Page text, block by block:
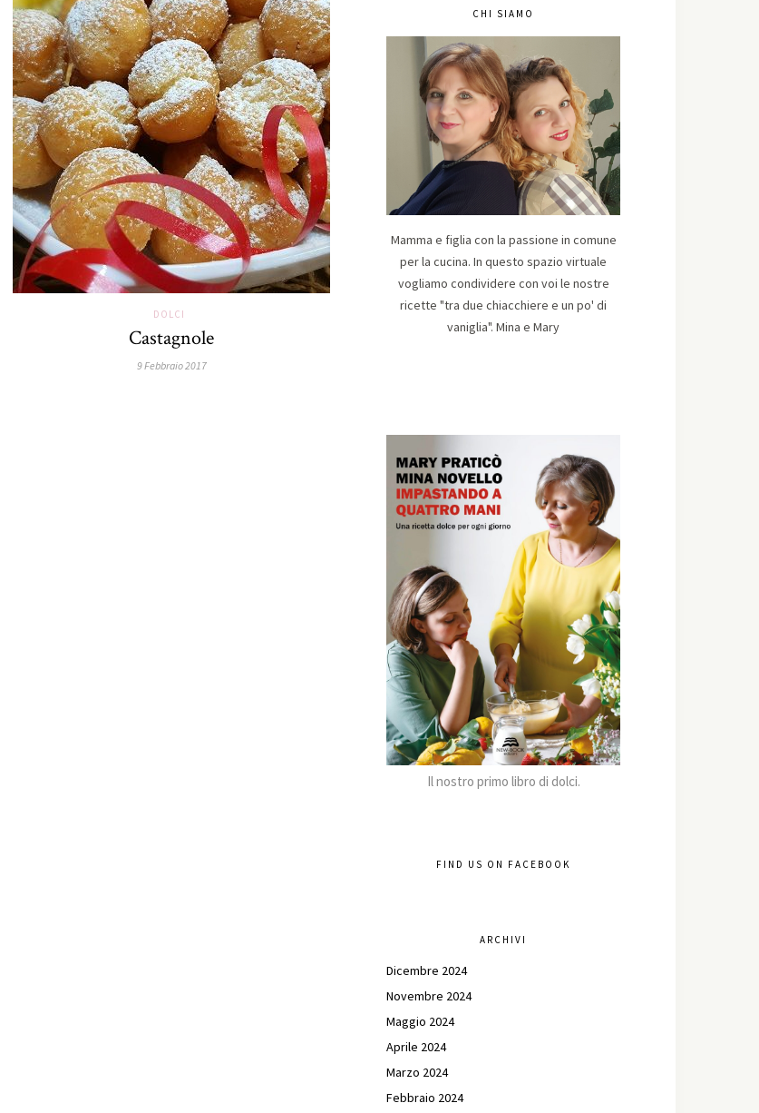
DOLCI
Castagnole
9 Febbraio 2017
CHI SIAMO
Mamma e figlia con la passione in comune
per la cucina. In questo spazio virtuale
vogliamo condividere con voi le nostre
ricette "tra due chiacchiere e un po' di
vaniglia". Mina e Mary
Il nostro primo libro di dolci.
FIND US ON FACEBOOK
ARCHIVI
Dicembre 2024
Novembre 2024
Maggio 2024
Aprile 2024
Marzo 2024
Febbraio 2024